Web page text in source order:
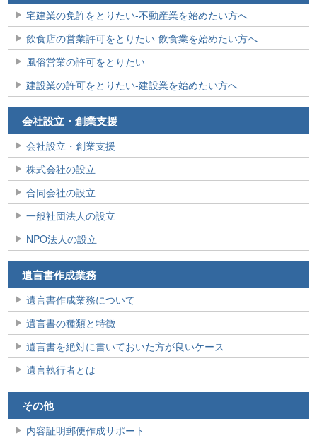
宅建業の免許をとりたい‐不動産業を始めたい方へ
飲食店の営業許可をとりたい‐飲食業を始めたい方へ
風俗営業の許可をとりたい
建設業の許可をとりたい‐建設業を始めたい方へ
会社設立・創業支援
会社設立・創業支援
株式会社の設立
合同会社の設立
一般社団法人の設立
NPO法人の設立
遺言書作成業務
遺言書作成業務について
遺言書の種類と特徴
遺言書を絶対に書いておいた方が良いケース
遺言執行者とは
その他
内容証明郵便作成サポート